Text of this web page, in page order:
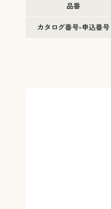
品番
カタログ番号-申込番号